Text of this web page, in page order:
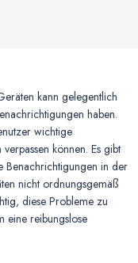
kann gelegentlich
haben.
wichtige
können. Es gibt
Benachrichtigungen in der
nicht ordnungsgemäß
diese Probleme zu
eine reibungslose